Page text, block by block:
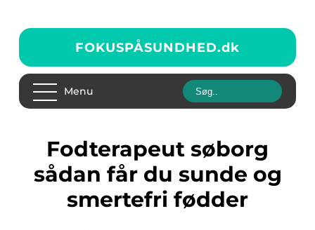
FOKUSPÅSUNDHED.dk
Menu
Fodterapeut søborg
sådan får du sunde og
smertefri fødder